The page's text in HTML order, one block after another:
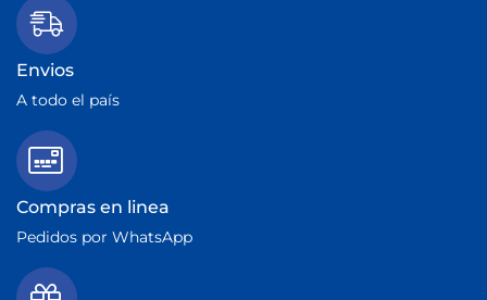
Envios
A todo el país
Compras en linea
Pedidos por WhatsApp